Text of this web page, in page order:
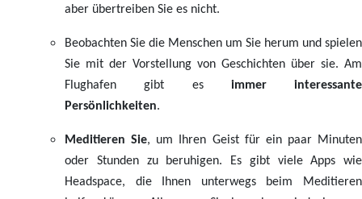
aber übertreiben Sie es nicht.
Beobachten Sie die Menschen um Sie herum und spielen
Sie mit der Vorstellung von Geschichten über sie. Am
Flughafen gibt es immer interessante
Persönlichkeiten.
Meditieren Sie, um Ihren Geist für ein paar Minuten
oder Stunden zu beruhigen. Es gibt viele Apps wie
Headspace, die Ihnen unterwegs beim Meditieren